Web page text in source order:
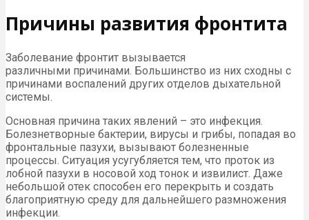
Причины развития фронтита
Заболевание фронтит вызывается
различными причинами. Большинство из них сходны с
причинами воспалений других отделов дыхательной
системы.
Основная причина таких явлений – это инфекция.
Болезнетворные бактерии, вирусы и грибы, попадая во
фронтальные пазухи, вызывают болезненные
процессы. Ситуация усугубляется тем, что проток из
лобной пазухи в носовой ход тонок и извилист. Даже
небольшой отек способен его перекрыть и создать
благоприятную среду для дальнейшего размножения
инфекции.